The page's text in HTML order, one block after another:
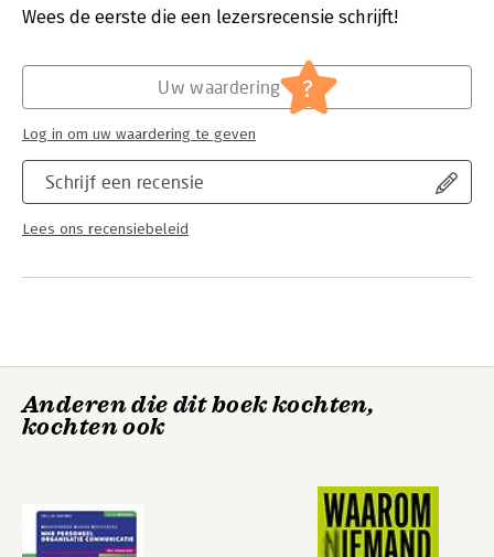
Sociale verzekeringen en -voorzieningen
- Algemeen; [stelselherziening;
beroepswet; buitenland]
Wees de eerste die een lezersrecensie schrijft!
Schrijf een recensie
Lees ons recensiebeleid
Uw waardering ?
Log in om uw waardering te geven
Anderen die dit boek kochten,
kochten ook